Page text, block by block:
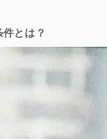
とは？